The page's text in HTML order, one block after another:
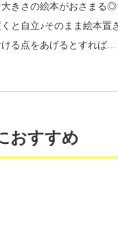
きさの絵本がおさまる
くと自立♪そのまま絵本置
る点をあげるとすれば…
おすすめ